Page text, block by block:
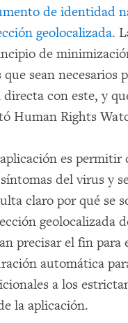
de identidad
geolocalizada.
de
sean necesarios
con este, y
Human Rights
es permitir
del virus y
claro por qué se
geolocalizada
precisar el fin para
automática
a los
la aplicación.